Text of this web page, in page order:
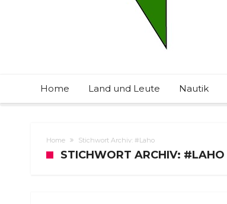
Home Land und Leute Nautik
Home Stichwort Archiv: #Laho
STICHWORT ARCHIV: #LAHO